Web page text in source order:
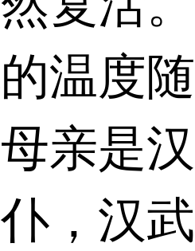
温度
亲是
，汉